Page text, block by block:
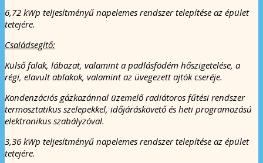
6,72 kWp teljesítményű napelemes rendszer telepítése az épület
tetejére.
Családsegítő:
Külső falak, lábazat, valamint a padlásfödém hőszigetelése, a
régi, elavult ablakok, valamint az üvegezett ajtók cseréje.
Kondenzációs gázkazánnal üzemelő radiátoros fűtési rendszer
termosztatikus szelepekkel, időjáráskövető és heti programozású
elektronikus szabályzóval.
3,36 kWp teljesítményű napelemes rendszer telepítése az épület
tetejére.